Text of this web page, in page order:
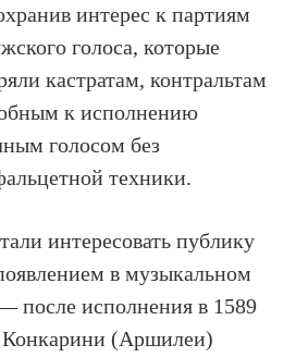
интерес к партиям
голоса, которые
кастратам, контральтам
к исполнению
голосом без
техники.
интересовать публику
в музыкальном
после исполнения в 1589
Конкарини (Аршилеи)